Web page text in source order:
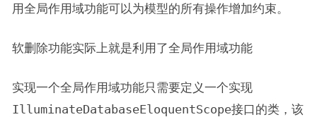
用全局作用域功能可以为模型的所有操作增加约束。
软删除功能实际上就是利用了全局作用域功能
实现一个全局作用域功能只需要定义一个实现
IlluminateDatabaseEloquentScope接口的类，该